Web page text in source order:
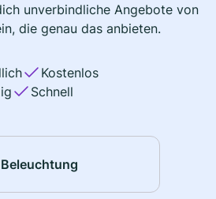
unverbindliche Angebote von
die genau das anbieten.
Kostenlos
Schnell
Beleuchtung